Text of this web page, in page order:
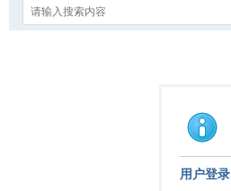
用户登录